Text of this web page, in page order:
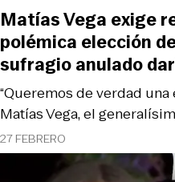
27 FEBRERO
“Queremos de verdad una
Matías Vega, el
Matías Vega exige
polémica elección
sufragio anulado